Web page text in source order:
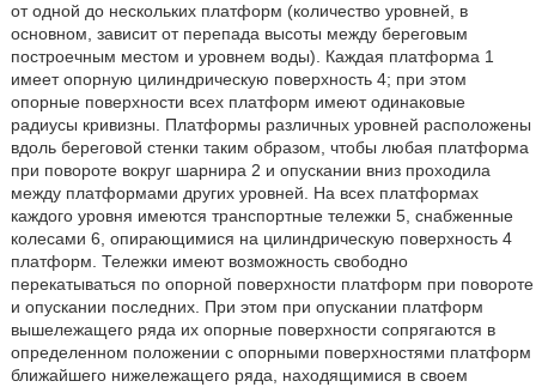
от одной до нескольких платформ (количество уровней, в
основном, зависит от перепада высоты между береговым
построечным местом и уровнем воды). Каждая платформа 1
имеет опорную цилиндрическую поверхность 4; при этом
опорные поверхности всех платформ имеют одинаковые
радиусы кривизны. Платформы различных уровней расположены
вдоль береговой стенки таким образом, чтобы любая платформа
при повороте вокруг шарнира 2 и опускании вниз проходила
между платформами других уровней. На всех платформах
каждого уровня имеются транспортные тележки 5, снабженные
колесами 6, опирающимися на цилиндрическую поверхность 4
платформ. Тележки имеют возможность свободно
перекатываться по опорной поверхности платформ при повороте
и опускании последних. При этом при опускании платформ
вышележащего ряда их опорные поверхности сопрягаются в
определенном положении с опорными поверхностями платформ
ближайшего нижележащего ряда, находящимися в своем